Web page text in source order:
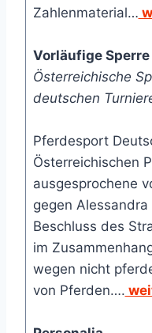
Zahlenmaterial…
Vorläufige
Österreichische
deutschen
Pferdesport
Österreichischen
ausgesprochene
gegen
Beschluss des
im
wegen nicht
von Pferden….